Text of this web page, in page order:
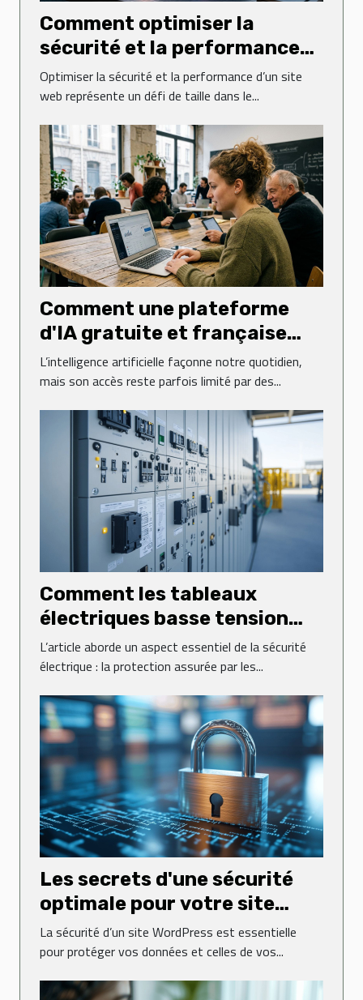
Comment optimiser la
sécurité et la performance
de votre site web ?
Optimiser la sécurité et la performance d’un site
web représente un défi de taille dans le...
Comment une plateforme
d'IA gratuite et française
transforme-t-elle l'accès à la
technologie ?
L’intelligence artificielle façonne notre quotidien,
mais son accès reste parfois limité par des...
Comment les tableaux
électriques basse tension
sécurisent-ils vos
installations ?
L’article aborde un aspect essentiel de la sécurité
électrique : la protection assurée par les...
Les secrets d'une sécurité
optimale pour votre site
WordPress
La sécurité d’un site WordPress est essentielle
pour protéger vos données et celles de vos...